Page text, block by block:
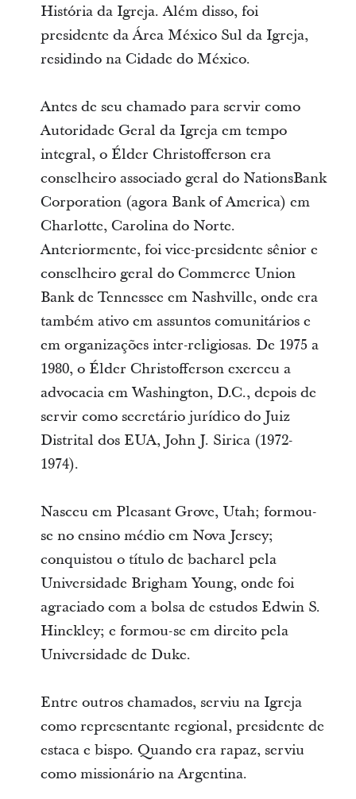
História da Igreja. Além disso, foi
presidente da Área México Sul da Igreja,
residindo na Cidade do México.
Antes de seu chamado para servir como
Autoridade Geral da Igreja em tempo
integral, o Élder Christofferson era
conselheiro associado geral do NationsBank
Corporation (agora Bank of America) em
Charlotte, Carolina do Norte.
Anteriormente, foi vice-presidente sênior e
conselheiro geral do Commerce Union
Bank de Tennessee em Nashville, onde era
também ativo em assuntos comunitários e
em organizações inter-religiosas. De 1975 a
1980, o Élder Christofferson exerceu a
advocacia em Washington, D.C., depois de
servir como secretário jurídico do Juiz
Distrital dos EUA, John J. Sirica (1972-
1974).
Nasceu em Pleasant Grove, Utah; formou-
se no ensino médio em Nova Jersey;
conquistou o título de bacharel pela
Universidade Brigham Young, onde foi
agraciado com a bolsa de estudos Edwin S.
Hinckley; e formou-se em direito pela
Universidade de Duke.
Entre outros chamados, serviu na Igreja
como representante regional, presidente de
estaca e bispo. Quando era rapaz, serviu
como missionário na Argentina.